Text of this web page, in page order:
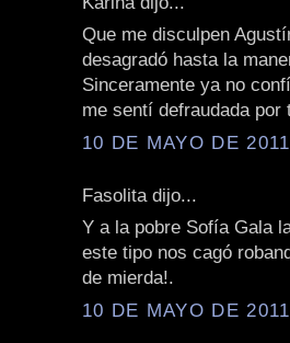
Que me disculpen
desagradó hasta la
Sinceramente ya no
me sentí defraudada por
10 DE MAYO DE
Fasolita dijo...
Y a la pobre Sofía Gala
este tipo nos cagó
de mierda!.
10 DE MAYO DE